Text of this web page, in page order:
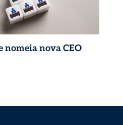
nomeia nova CEO